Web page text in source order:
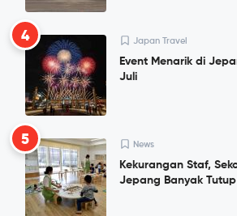
4 Japan Travel
Event Menarik di
Juli
5 News
Kekurangan Staf,
Jepang Banyak Tutup